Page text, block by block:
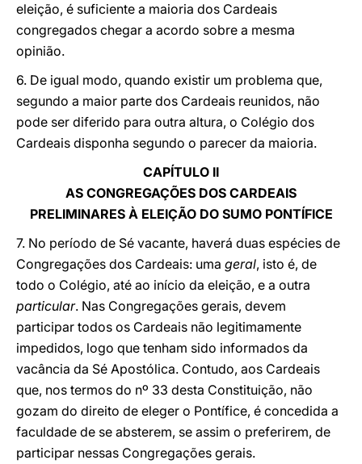
eleição, é suficiente a maioria dos Cardeais
congregados chegar a acordo sobre a mesma
opinião.
6. De igual modo, quando existir um problema que,
segundo a maior parte dos Cardeais reunidos, não
pode ser diferido para outra altura, o Colégio dos
Cardeais disponha segundo o parecer da maioria.
CAPÍTULO II
AS CONGREGAÇÕES DOS CARDEAIS
PRELIMINARES À ELEIÇÃO DO SUMO PONTÍFICE
7. No período de Sé vacante, haverá duas espécies de
Congregações dos Cardeais: uma geral, isto é, de
todo o Colégio, até ao início da eleição, e a outra
particular. Nas Congregações gerais, devem
participar todos os Cardeais não legitimamente
impedidos, logo que tenham sido informados da
vacância da Sé Apostólica. Contudo, aos Cardeais
que, nos termos do nº 33 desta Constituição, não
gozam do direito de eleger o Pontífice, é concedida a
faculdade de se absterem, se assim o preferirem, de
participar nessas Congregações gerais.